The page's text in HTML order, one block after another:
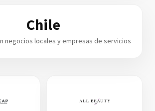
Chile
negocios locales y empresas de servicios